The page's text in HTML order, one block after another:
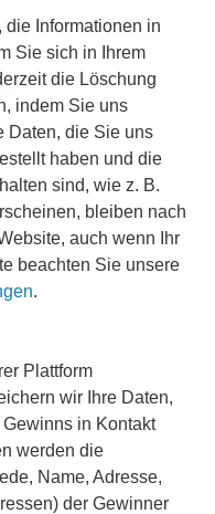
Informationen in
Sie sich in Ihrem
die Löschung
indem Sie uns
Daten, die Sie uns
haben und die
sind, wie z. B.
bleiben nach
auch wenn Ihr
beachten Sie unsere
.
Plattform
wir Ihre Daten,
in Kontakt
werden die
Name, Adresse,
der Gewinner